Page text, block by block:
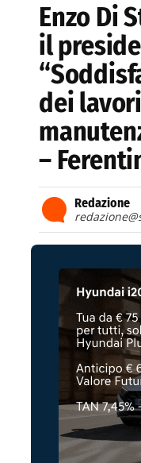
Enzo Di
il
dei
–
Redazione